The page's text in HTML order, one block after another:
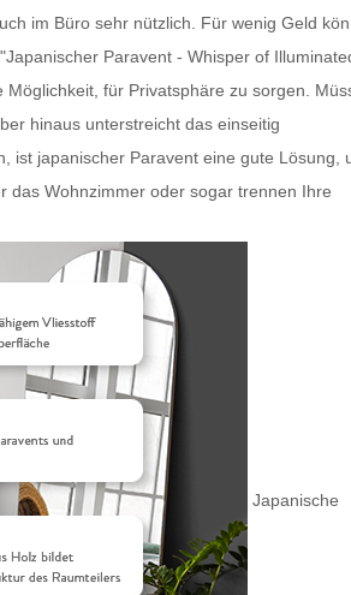
im Büro sehr nützlich. Für wenig Geld
"Japanischer Paravent - Whisper of
für Privatsphäre zu sorgen.
hinaus unterstreicht das einseitig
ist japanischer Paravent eine gute Lösung,
das Wohnzimmer oder sogar trennen Ihre
Japanische